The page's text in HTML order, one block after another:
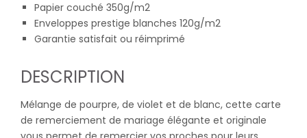
Papier couché 350g/m2
Enveloppes prestige blanches 120g/m2
Garantie satisfait ou réimprimé
DESCRIPTION
Mélange de pourpre, de violet et de blanc, cette carte
de remerciement de mariage élégante et originale